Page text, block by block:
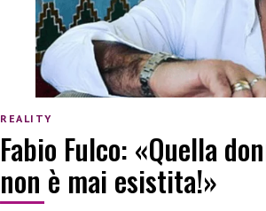
REALITY
Fabio Fulco: «Quella
non è mai esistita!»